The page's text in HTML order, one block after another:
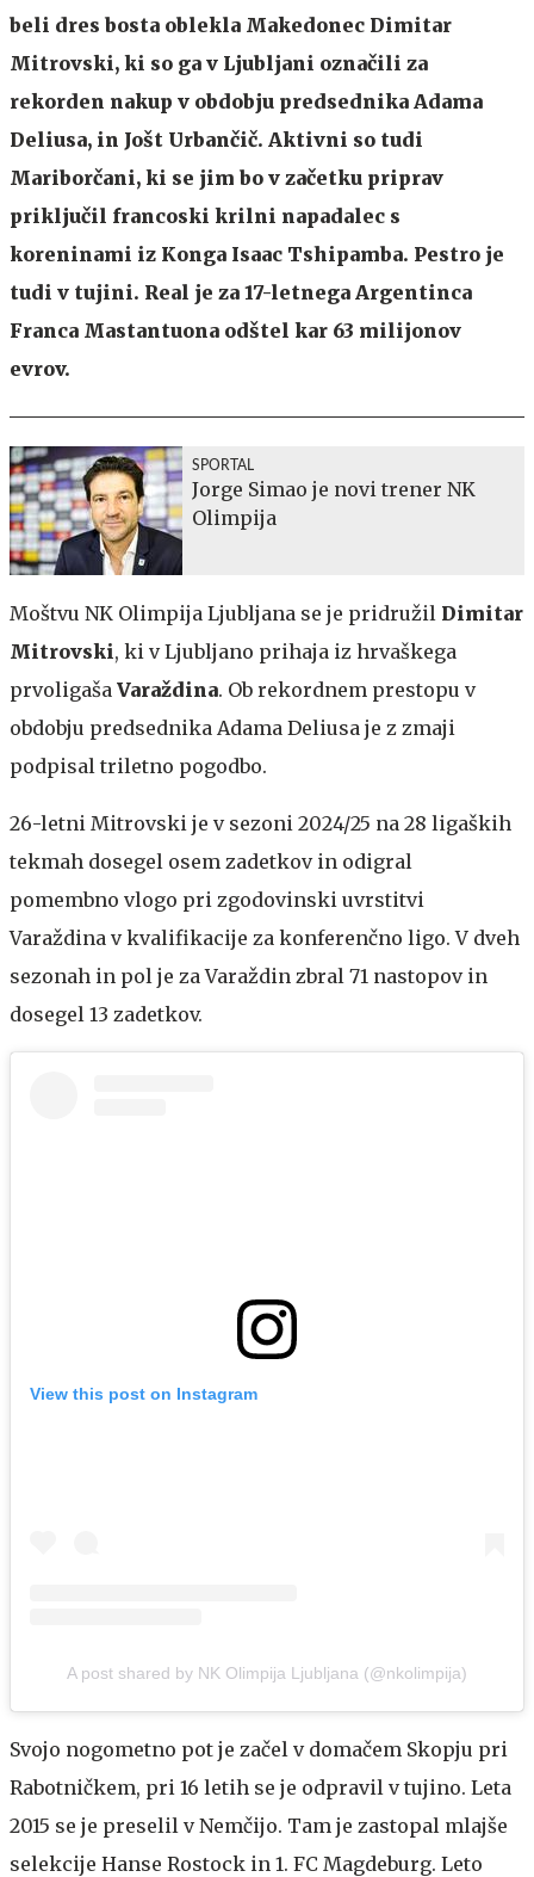
beli dres bosta oblekla Makedonec Dimitar
Mitrovski, ki so ga v Ljubljani označili za
rekorden nakup v obdobju predsednika Adama
Deliusa, in Jošt Urbančič. Aktivni so tudi
Mariborčani, ki se jim bo v začetku priprav
priključil francoski krilni napadalec s
koreninami iz Konga Isaac Tshipamba. Pestro je
tudi v tujini. Real je za 17-letnega Argentinca
Franca Mastantuona odštel kar 63 milijonov
evrov.
SPORTAL
Jorge Simao je novi trener NK
Olimpija
Moštvu NK Olimpija Ljubljana se je pridružil Dimitar
Mitrovski, ki v Ljubljano prihaja iz hrvaškega
prvoligaša Varaždina. Ob rekordnem prestopu v
obdobju predsednika Adama Deliusa je z zmaji
podpisal triletno pogodbo.
26-letni Mitrovski je v sezoni 2024/25 na 28 ligaških
tekmah dosegel osem zadetkov in odigral
pomembno vlogo pri zgodovinski uvrstitvi
Varaždina v kvalifikacije za konferenčno ligo. V dveh
sezonah in pol je za Varaždin zbral 71 nastopov in
dosegel 13 zadetkov.
View this post on Instagram
A post shared by NK Olimpija Ljubljana (@nkolimpija)
Svojo nogometno pot je začel v domačem Skopju pri
Rabotničkem, pri 16 letih se je odpravil v tujino. Leta
2015 se je preselil v Nemčijo. Tam je zastopal mlajše
selekcije Hanse Rostock in 1. FC Magdeburg. Leto